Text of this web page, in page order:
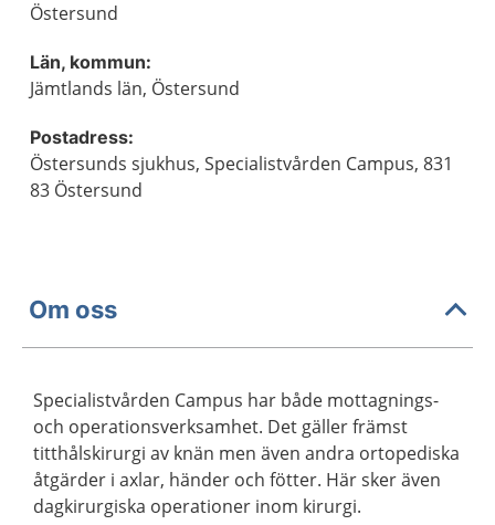
Östersund
Län, kommun:
Jämtlands län, Östersund
Postadress:
Östersunds sjukhus, Specialistvården Campus, 831
83 Östersund
Om oss
Specialistvården Campus har både mottagnings-
och operationsverksamhet. Det gäller främst
titthålskirurgi av knän men även andra ortopediska
åtgärder i axlar, händer och fötter. Här sker även
dagkirurgiska operationer inom kirurgi.